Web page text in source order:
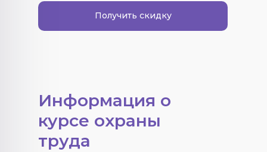
Получить скидку
Информация о
курсе охраны
труда